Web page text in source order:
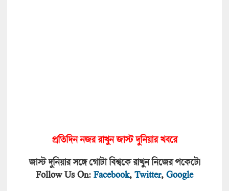
প্রতিদিন নজর রাখুন জাস্ট দুনিয়ার খবরে
জাস্ট দুনিয়ার সঙ্গে গোটা বিশ্বকে রাখুন নিজের পকেটে।
Follow Us On: Facebook, Twitter, Google